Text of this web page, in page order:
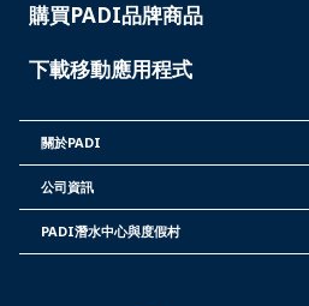
購買PADI品牌商品
下載移動應用程式
PADI
關於PADI
INFORMATION
公司資訊
PADI潛水中心與度假村